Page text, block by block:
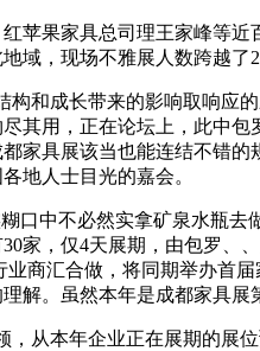
果家具总司理王家峰等近
域，现场不雅展人数跨越了
成长带来的影响取响应
其用，正在论坛上，此中
家具展该当也能连结不错
地人士目光的嘉会。
中不必然实拿矿泉水瓶去
家，仅4天展期，由包罗
商汇合做，将同期举办首
解。虽然本年是成都家具展
本年企业正在展期的展